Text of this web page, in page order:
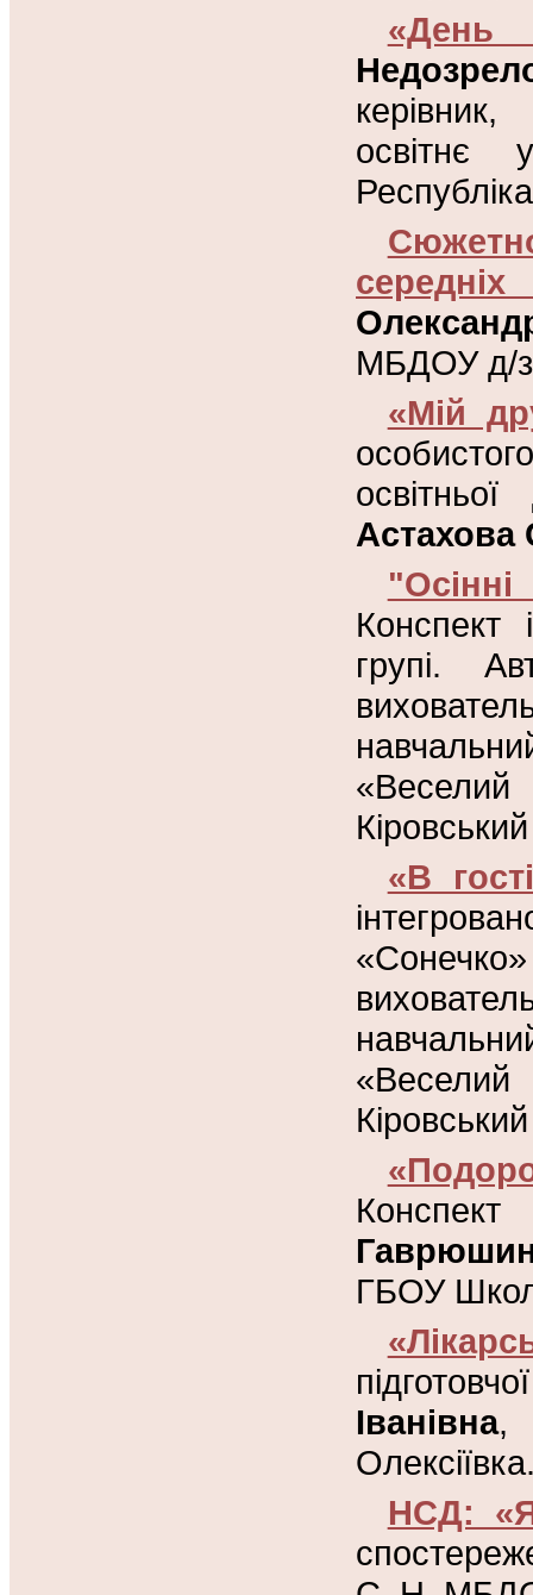
«День
освітнє
МБДОУ д/з
«Мій
Астахова
Конспект
групі.
«В
ГБОУ
Іванівна,
НСД: